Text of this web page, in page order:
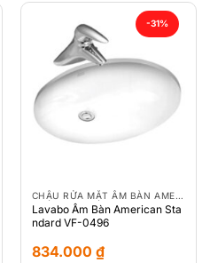
-31%
CHẬU RỬA MẶT ÂM BÀN AMERICAN STANDARD
Lavabo Âm Bàn American Sta
ndard VF-0496
834.000 ₫